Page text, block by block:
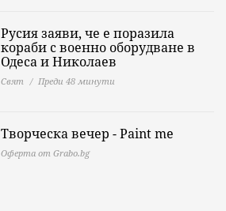
Русия заяви, че е поразила
кораби с военно оборудване в
Одеса и Николаев
Свят Преди 48 минути
Творческа вечер - Paint me
Оферта от Grabo.bg